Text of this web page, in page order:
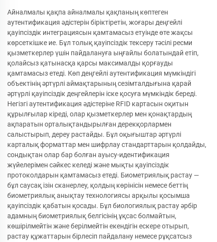
Айналмалы қақпа айналмалы қақпаның көптеген
аутентификация әдістерін біріктіретін, жоғары деңгейлі
қауіпсіздік интеграциясын қамтамасыз етуінде өте жақсы
көрсеткішке ие. Бұл толық қауіпсіздік тексеру тәсілі ресми
қызметкерлер үшін пайдалануға ыңғайлы болатындай етіп,
қолайсыз қатынасқа қарсы максималды қорғауды
қамтамасыз етеді. Көп деңгейлі аутентификация мүмкіндігі
объектінің әртүрлі аймақтарының сезімталдығына қарай
әртүрлі қауіпсіздік деңгейлерін іске қосуға мүмкіндік береді.
Негізгі аутентификация әдістеріне RFID картасын оқитын
құрылғылар кіреді, олар қызметкерлер мен қонақтардың
ақпаратын орталықтандырылған дерекқорлармен
салыстырып, дереу растайды. Бұл оқығыштар әртүрлі
карталық форматтар мен шифрлау стандарттарын қолдайды,
сондықтан олар бар болған ауысу-идентификация
жүйелерімен сәйкес келеді және мықты қауіпсіздік
протоколдарын қамтамасыз етеді. Биометриялық растау —
бұл саусақ ізін сканерлеу, қолдың көрінісін немесе беттің
биометриялық анықтау технологиясы арқылы қосымша
қауіпсіздік қабатын қосады. Бұл биологиялық растау әрбір
адамның биометриялық белгісінің ұқсас болмайтын,
көшірілмейтін және берілмейтін екендігін ескере отырып,
растау құжаттарын бірлесіп пайдалану немесе рұқсатсыз